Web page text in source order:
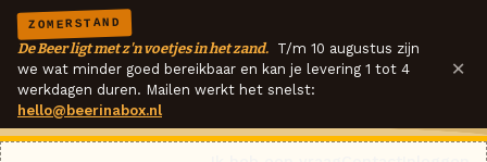
ZOMERSTAND
De Beer ligt met z'n voetjes in het zand. T/m 10 augustus zijn
we wat minder goed bereikbaar en kan je levering 1 tot 4
werkdagen duren. Mailen werkt het snelst:
hello@beerinabox.nl
×